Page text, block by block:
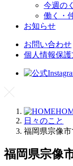
今週の
働く・
お知らせ
お問い合わせ
個人情報保
日々のこと
福岡県宗像
福岡県宗像